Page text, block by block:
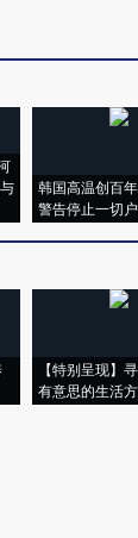
韩国高温创百
警告停止一切
【特别呈现】
有意思的生活